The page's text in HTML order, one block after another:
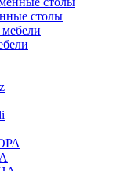
столы